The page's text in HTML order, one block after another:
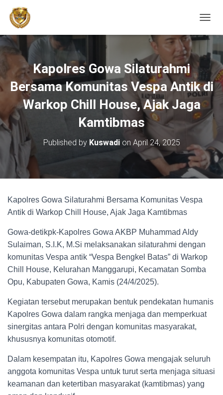
Kapolres Gowa Silaturahmi
Bersama Komunitas Vespa Antik di
Warkop Chill House, Ajak Jaga
Kamtibmas
Published by Kuswadion April 24, 2025
Kapolres Gowa Silaturahmi Bersama Komunitas Vespa
Antik di Warkop Chill House, Ajak Jaga Kamtibmas
Gowa-detikpk-Kapolres Gowa AKBP Muhammad Aldy
Sulaiman, S.I.K, M.Si melaksanakan silaturahmi dengan
komunitas Vespa antik “Vespa Bengkel Batas” di Warkop
Chill House, Kelurahan Manggarupi, Kecamatan Somba
Opu, Kabupaten Gowa, Kamis (24/4/2025).
Kegiatan tersebut merupakan bentuk pendekatan humanis
Kapolres Gowa dalam rangka menjaga dan memperkuat
sinergitas antara Polri dengan komunitas masyarakat,
khususnya komunitas otomotif.
Dalam kesempatan itu, Kapolres Gowa mengajak seluruh
anggota komunitas Vespa untuk turut serta menjaga situasi
keamanan dan ketertiban masyarakat (kamtibmas) yang